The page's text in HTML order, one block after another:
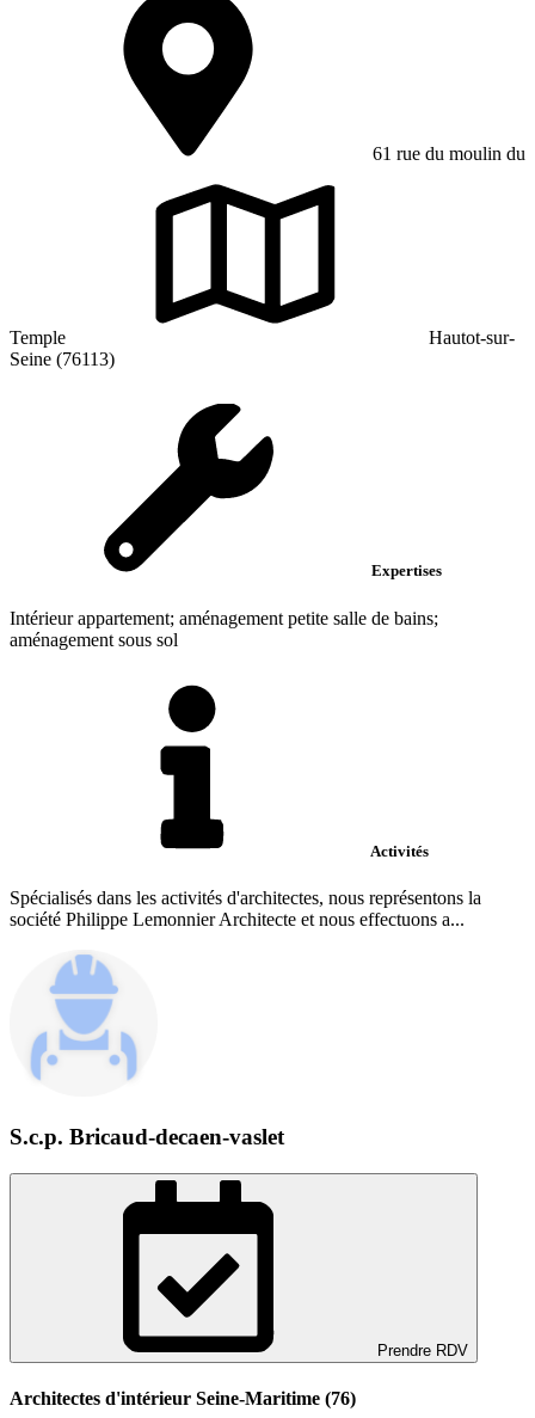
61 rue du moulin du
Temple
Hautot-sur-
Seine (76113)
Expertises
Intérieur appartement; aménagement petite salle de bains;
aménagement sous sol
Activités
Spécialisés dans les activités d'architectes, nous représentons la
société Philippe Lemonnier Architecte et nous effectuons a...
S.c.p. Bricaud-decaen-vaslet
Prendre RDV
Architectes d'intérieur Seine-Maritime (76)